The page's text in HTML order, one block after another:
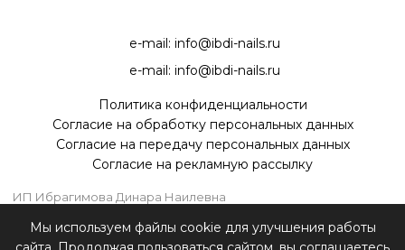
e-mail: info@ibdi-nails.ru
e-mail: info@ibdi-nails.ru
Политика конфиденциальности
Согласие на обработку персональных данных
Согласие на передачу персональных данных
Согласие на рекламную рассылку
ИП Ибрагимова Динара Наилевна
ОГРНИП 315595800070181
Мы используем файлы cookie для улучшения работы